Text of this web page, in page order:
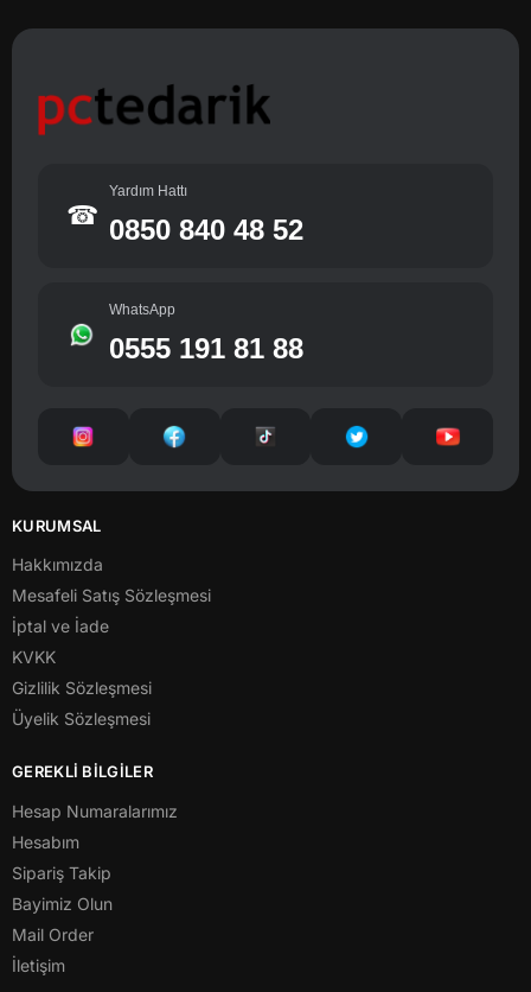
☎
Yardım Hattı
0850 840 48 52
WhatsApp
0555 191 81 88
KURUMSAL
Hakkımızda
Mesafeli Satış Sözleşmesi
İptal ve İade
KVKK
Gizlilik Sözleşmesi
Üyelik Sözleşmesi
GEREKLİ BİLGİLER
Hesap Numaralarımız
Hesabım
Sipariş Takip
Bayimiz Olun
Mail Order
İletişim